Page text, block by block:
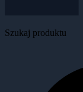
Szukaj produktu